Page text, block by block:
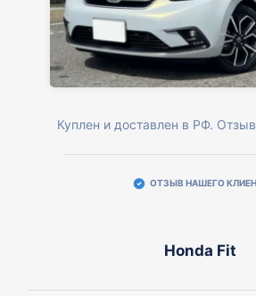
Куплен и доставлен в РФ.
ОТЗЫВ НАШЕГО
Honda Fit